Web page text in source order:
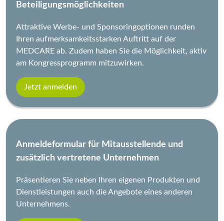
Beteiligungsmöglichkeiten
Attraktive Werbe- und Sponsoringoptionen runden
Ihren aufmerksamkeitsstarken Auftritt auf der
MEDCARE ab. Zudem haben Sie die Möglichkeit, aktiv
am Kongressprogramm mitzuwirken.
Jetzt anmelden
Anmeldeformular für Mitausstellende und
zusätzlich vertretene Unternehmen
Präsentieren Sie neben Ihren eigenen Produkten und
Dienstleistungen auch die Angebote eines anderen
Unternehmens.